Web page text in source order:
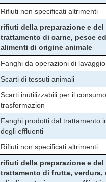
Rifiuti non specificati altrimenti
rifiuti della preparazione e del
trattamento di carne, pesce
alimenti di origine animale
Fanghi da operazioni di
Scarti di tessuti animali
Scarti inutilizzabili per il
trasformazion
Fanghi prodotti dal trattamento
degli effluenti
Rifiuti non specificati altrimenti
rifiuti della preparazione e del
trattamento di frutta, verdura,